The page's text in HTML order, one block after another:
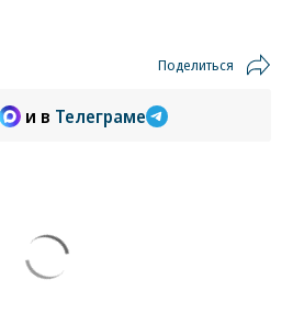
Поделиться
и в Телеграме